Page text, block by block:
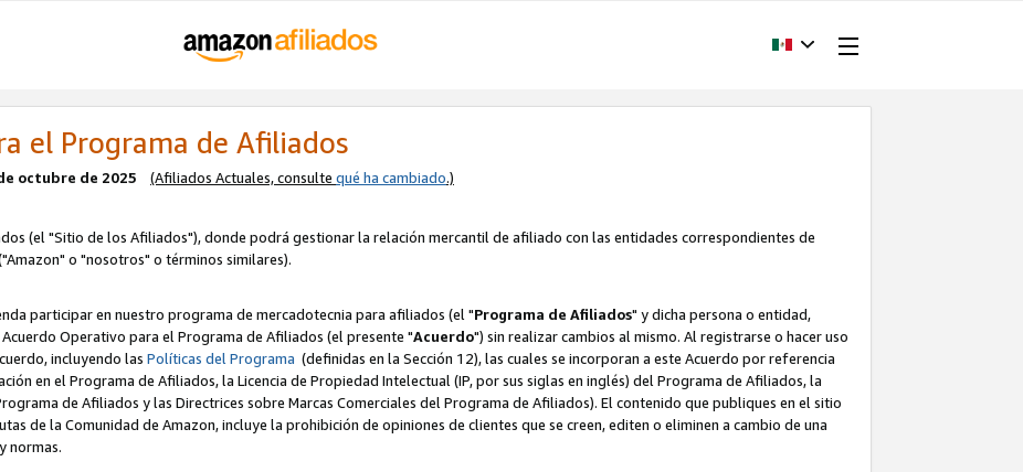
el Programa de Afiliados
octubre de 2025 (Afiliados Actuales, consulte qué ha cambiado.)
(el "Sitio de los Afiliados"), donde podrá gestionar la relación mercantil de afiliado con las entidades correspondientes de
o "nosotros" o términos similares).
participar en nuestro programa de mercadotecnia para afiliados (el "Programa de Afiliados" y dicha persona o entidad,
Operativo para el Programa de Afiliados (el presente "Acuerdo") sin realizar cambios al mismo. Al registrarse o hacer uso
incluyendo las Políticas del Programa (definidas en la Sección 12), las cuales se incorporan a este Acuerdo por referencia
en el Programa de Afiliados, la Licencia de Propiedad Intelectual (IP, por sus siglas en inglés) del Programa de Afiliados, la
de Afiliados y las Directrices sobre Marcas Comerciales del Programa de Afiliados). El contenido que publiques en el sitio
de la Comunidad de Amazon, incluye la prohibición de opiniones de clientes que se creen, editen o eliminen a cambio de una
normas.